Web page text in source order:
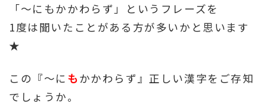
「～にもかかわらず」というフレーズを
1度は聞いたことがある方が多いかと思います
★
この『～に もかかわらず』正しい漢字をご存知
でしょうか。